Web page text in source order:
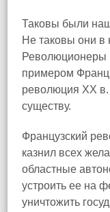
Таковы были
Не таковы они в
Революционеры
примером
революция XX
существу.
Французский
казнил всех
областные
устроить ее на
уничтожить